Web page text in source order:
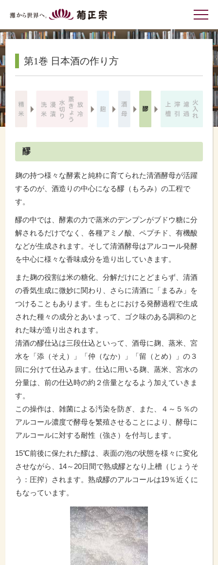
第1巻 日本酒の作り方
醪
麹の持つ様々な酵素と純粋に育てられた清酒酵母が活躍
するのが、酒造りの中心になる醪（もろみ）の工程で
す。
醪の中では、酵素の力で蒸米のデンプンがブドウ糖に分
解されるだけでなく、各種アミノ酸、ペプチド、有機酸
などが生成されます。そして清酒酵母はアルコール発酵
を中心に様々な香味成分を造り出していきます。
また麹の役割は米の糖化、分解だけにとどまらず、清酒
の香気生成に微妙に関わり、さらに清酒に「まるみ」を
つけることもあります。生もとにおける発酵過程で生成
された種々の成分とあいまって、ゴク味のある調和のと
れた味が造り出されます。
清酒の醪仕込は三段仕込といって、酒母に麹、蒸米、宮
水を「添（そえ）」「仲（なか）」「留（とめ）」の３
回に分けて仕込みます。仕込に用いる麹、蒸米、宮水の
分量は、前の仕込時の約２倍量となるよう加えていきま
す。
この操作は、雑菌による汚染を防ぎ、また、４～５％の
アルコール濃度で酵母を繁殖させることにより、酵母に
アルコールに対する耐性（強さ）を付与します。
15℃前後に保たれた醪は、表面の泡の状態を様々に変化
させながら、14～20日間で熟成醪となり上槽（じょうそ
う：圧搾）されます。熟成醪のアルコールは19％近くに
もなっています。